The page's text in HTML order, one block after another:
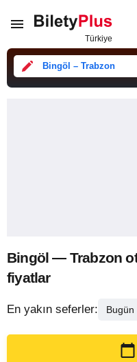
Bingöl – Trabzon
Bingöl — Trabzon
fiyatlar
En yakın seferler: Bugün